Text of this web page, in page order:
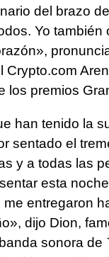
del brazo
Yo
Crypto.com
los premios
han tenido la
sentado el
y a todas las
esta
me entregaron
dijo Dion,
sonora de